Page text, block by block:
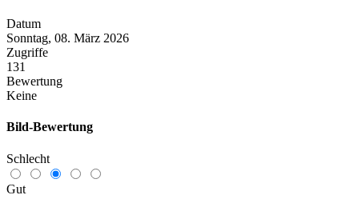
Datum
Sonntag, 08. März 2026
Zugriffe
131
Bewertung
Keine
Bild-Bewertung
Schlecht
Gut